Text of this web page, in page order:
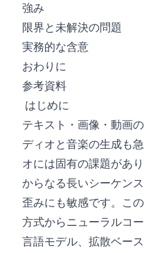
強み
限界と未解決の問題
実務的な含意
おわりに
参考資料
はじめに
テキスト・画像・動画
ディオと音楽の生成も
オには固有の課題があ
からなる長いシーケン
歪みにも敏感です。こ
方式からニューラルコ
言語モデル、拡散ベー